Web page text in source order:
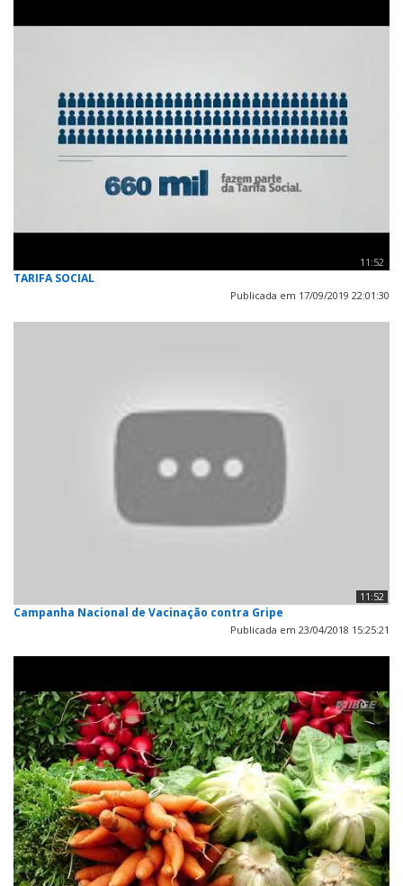
11:52
TARIFA SOCIAL
Publicada em 17/09/2019 22:01:30
11:52
Campanha Nacional de Vacinação contra Gripe
Publicada em 23/04/2018 15:25:21